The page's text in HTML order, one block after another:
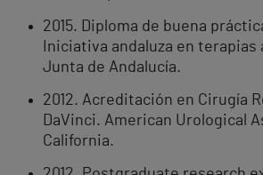
2015. Diploma de buena
Iniciativa andaluza en terapias
Junta de Andalucía.
2012. Acreditación en Cirugía
DaVinci. American Urological
California.